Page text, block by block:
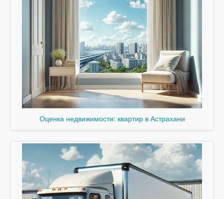
Оценка недвижимости: квартир в Астрахани